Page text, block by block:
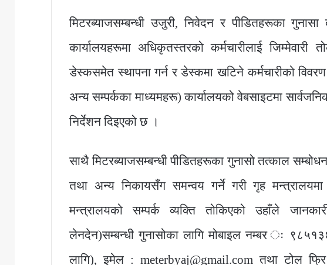
मिटरब्याजसम्बन्धी उजुरी, निवेदन र पीडितहरूका
कार्यालयहरूमा अधिकृतस्तरको कर्मचारीलाई जिम्मेवारी
डेस्कसमेत स्थापना गर्न र डेस्कमा खटिने कर्मचारीको
अन्य सम्पर्कका माध्यमहरू) कार्यालयको वेबसाइटमा
निर्देशन दिइएको छ ।
साथै मिटरब्याजसम्बन्धी पीडितहरूका गुनासो तत्काल
तथा अन्य निकायसँग समन्वय गर्ने गरी गृह
मन्त्रालयको सम्पर्क व्यक्ति तोकिएको उहाँले
लेनदेन)सम्बन्धी गुनासोका लागि मोबाइल नम्बर ः
लागि), इमेल : meterbyaj@gmail.com तथा टोल